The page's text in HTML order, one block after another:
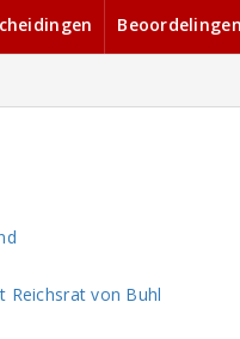
Beoordelingen
Reichsrat von Buhl